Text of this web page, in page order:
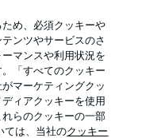
め、必須クッキーや
ンツやサービスのさ
マンスや利用状況を
「すべてのクッキー
マーケティングクッ
ィアクッキーを使用
らのクッキーの一部
ては、当社のクッキー